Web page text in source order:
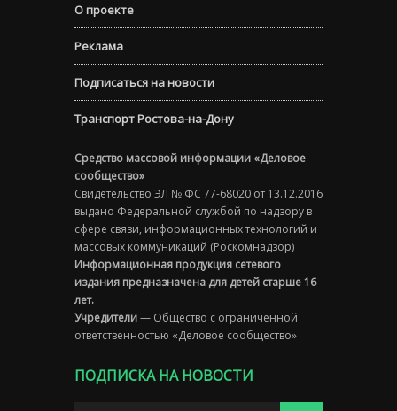
О проекте
Реклама
Подписаться на новости
Транспорт Ростова-на-Дону
Средство массовой информации «Деловое
сообщество»
Свидетельство ЭЛ № ФС 77-68020 от 13.12.2016
выдано Федеральной службой по надзору в
сфере связи, информационных технологий и
массовых коммуникаций (Роскомнадзор)
Информационная продукция сетевого
издания предназначена для детей старше 16
лет.
Учредители— Общество с ограниченной
ответственностью «Деловое сообщество»
ПОДПИСКА НА НОВОСТИ